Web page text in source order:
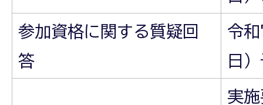
参加資格に関する質疑回
答
令
日
実